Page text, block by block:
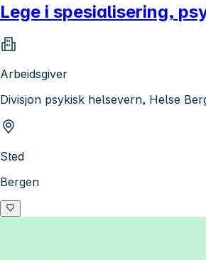
Lege i spesialisering,
Arbeidsgiver
Divisjon psykisk helsevern, Helse
Sted
Bergen